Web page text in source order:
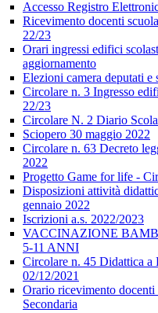
Accesso Registro
Ricevimento docenti
22/23
Orari ingressi edifici
aggiornamento
Elezioni camera deputati e
Circolare n. 3 Ingresso
22/23
Circolare N. 2 Diario
Sciopero 30 maggio 2022
Circolare n. 63 Decreto
2022
Progetto Game for life -
Disposizioni attività
gennaio 2022
Iscrizioni a.s. 2022/2023
VACCINAZIONE
5-11 ANNI
Circolare n. 45 Didattica a
02/12/2021
Orario ricevimento docenti
Secondaria